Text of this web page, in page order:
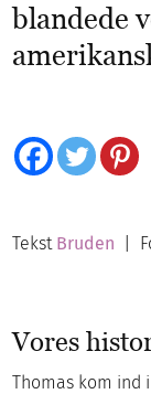
blandede
Tekst Bruden |
Vores
Thomas kom